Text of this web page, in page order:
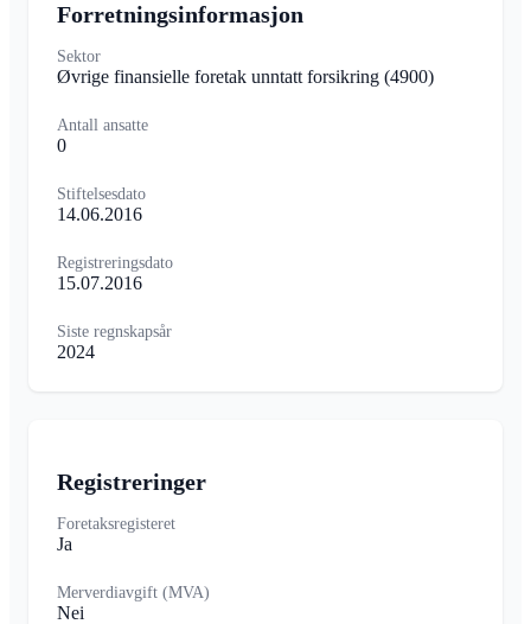
Forretningsinformasjon
Sektor
Øvrige finansielle foretak unntatt forsikring (4900)
Antall ansatte
0
Stiftelsesdato
14.06.2016
Registreringsdato
15.07.2016
Siste regnskapsår
2024
Registreringer
Foretaksregisteret
Ja
Merverdiavgift (MVA)
Nei